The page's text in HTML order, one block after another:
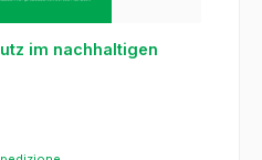
im nachhaltigen